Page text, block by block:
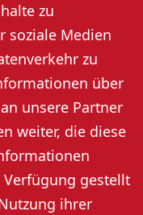
zu
soziale Medien
zu
über
unsere Partner
weiter, die diese
gestellt
ihrer
Weinberg. Bei
in der